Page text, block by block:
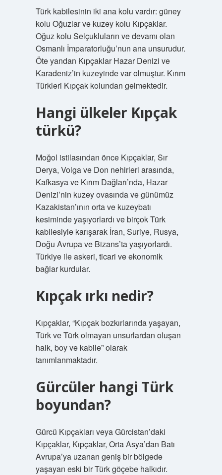
Türk kabilesinin iki ana kolu vardır: güney
kolu Oğuzlar ve kuzey kolu Kıpçaklar.
Oğuz kolu Selçukluların ve devamı olan
Osmanlı İmparatorluğu’nun ana unsurudur.
Öte yandan Kıpçaklar Hazar Denizi ve
Karadeniz’in kuzeyinde var olmuştur. Kırım
Türkleri Kıpçak kolundan gelmektedir.
Hangi ülkeler Kıpçak
türkü?
Moğol istilasından önce Kıpçaklar, Sır
Derya, Volga ve Don nehirleri arasında,
Kafkasya ve Kırım Dağları’nda, Hazar
Denizi’nin kuzey ovasında ve günümüz
Kazakistan’ının orta ve kuzeybatı
kesiminde yaşıyorlardı ve birçok Türk
kabilesiyle karışarak İran, Suriye, Rusya,
Doğu Avrupa ve Bizans’ta yaşıyorlardı.
Türkiye ile askeri, ticari ve ekonomik
bağlar kurdular.
Kıpçak ırkı nedir?
Kıpçaklar, “Kıpçak bozkırlarında yaşayan,
Türk ve Türk olmayan unsurlardan oluşan
halk, boy ve kabile” olarak
tanımlanmaktadır.
Gürcüler hangi Türk
boyundan?
Gürcü Kıpçakları veya Gürcistan’daki
Kıpçaklar, Kıpçaklar, Orta Asya’dan Batı
Avrupa’ya uzanan geniş bir bölgede
yaşayan eski bir Türk göçebe halkıdır.